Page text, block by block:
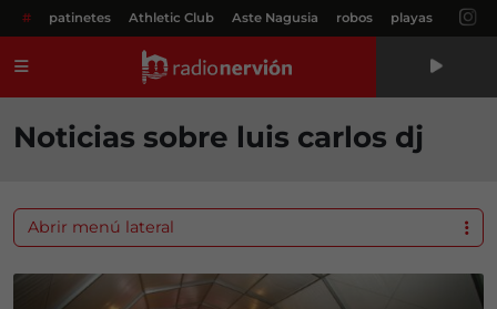
# patinetes Athletic Club Aste Nagusia robos playas
Noticias sobre luis carlos dj
Abrir menú lateral